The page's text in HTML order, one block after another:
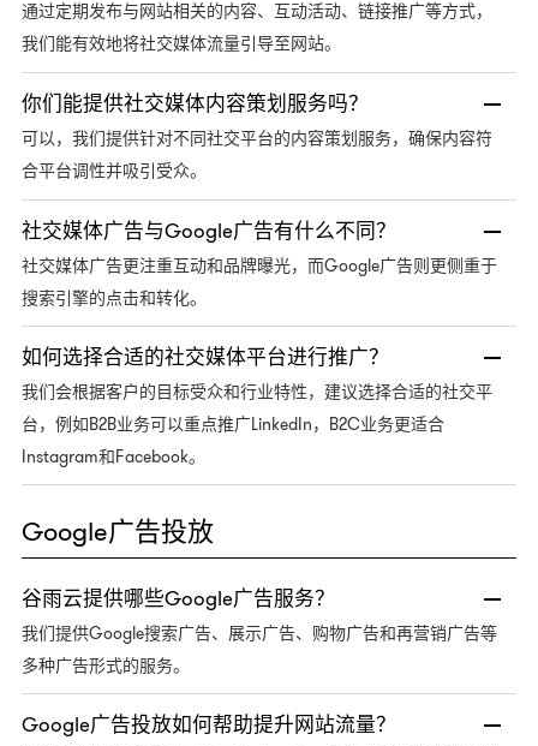
通过定期发布与网站相关的内容、互动活动、链接推广等方式，
我们能有效地将社交媒体流量引导至网站。
你们能提供社交媒体内容策划服务吗？
可以，我们提供针对不同社交平台的内容策划服务，确保内容符
合平台调性并吸引受众。
社交媒体广告与Google广告有什么不同？
社交媒体广告更注重互动和品牌曝光，而Google广告则更侧重于
搜索引擎的点击和转化。
如何选择合适的社交媒体平台进行推广？
我们会根据客户的目标受众和行业特性，建议选择合适的社交平
台，例如 B2B业务可以重点推广LinkedIn，B2C业务更适合
Instagram和Facebook。
Google广告投放
谷雨云提供哪些Google广告服务？
我们提供Google搜索广告、展示广告、购物广告和再营销广告等
多种广告形式的服务。
Google广告投放如何帮助提升网站流量？